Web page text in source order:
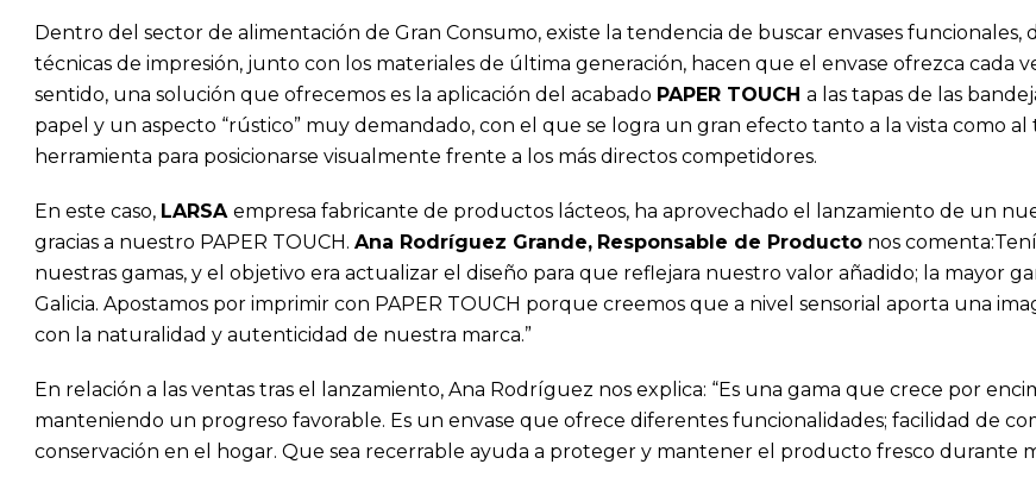
Dentro del sector de alimentación de Gran Consumo, existe la tendencia de buscar envases funcionales,
técnicas de impresión, junto con los materiales de última generación, hacen que el envase ofrezca cada
sentido, una solución que ofrecemos es la aplicación del acabado PAPER TOUCH a las tapas de las
papel y un aspecto “rústico” muy demandado, con el que se logra un gran efecto tanto a la vista como
herramienta para posicionarse visualmente frente a los más directos competidores.
En este caso, LARSA empresa fabricante de productos lácteos, ha aprovechado el lanzamiento de un
gracias a nuestro PAPER TOUCH. Ana Rodríguez Grande, Responsable de Productonos
nuestras gamas, y el objetivo era actualizar el diseño para que reflejara nuestro valor añadido; la mayor
Galicia. Apostamos por imprimir con PAPER TOUCH porque creemos que a nivel sensorial aporta una
con la naturalidad y autenticidad de nuestra marca.”
En relación a las ventas tras el lanzamiento, Ana Rodríguez nos explica: “Es una gama que crece por
manteniendo un progreso favorable. Es un envase que ofrece diferentes funcionalidades; facilidad de
conservación en el hogar. Que sea recerrable ayuda a proteger y mantener el producto fresco durante